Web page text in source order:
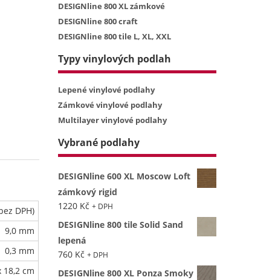
DPH)
9,0 mm
0,3 mm
18,2 cm
DESIGNline 800 XL zámkové
DESIGNline 800 craft
DESIGNline 800 tile L, XL, XXL
Typy vinylových podlah
Lepené vinylové podlahy
Zámkové vinylové podlahy
Multilayer vinylové podlahy
Vybrané podlahy
DESIGNline 600 XL Moscow Loft
zámkový rigid
1220 Kč + DPH
DESIGNline 800 tile Solid Sand
lepená
760 Kč + DPH
DESIGNline 800 XL Ponza Smoky